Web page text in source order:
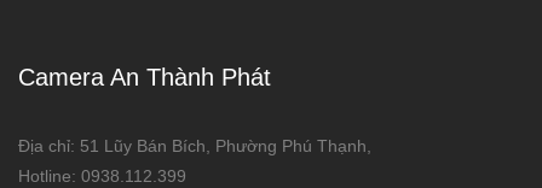
Camera An Thành Phát
Địa chỉ: 51 Lũy Bán Bích, Phường Phú Thạnh,
Hotline: 0938.112.399